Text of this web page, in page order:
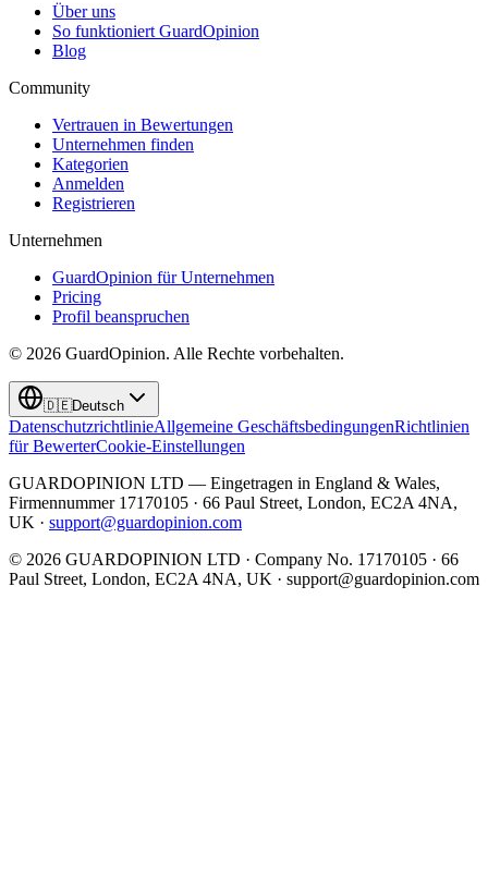
Über uns
So funktioniert GuardOpinion
Blog
Community
Vertrauen in Bewertungen
Unternehmen finden
Kategorien
Anmelden
Registrieren
Unternehmen
GuardOpinion für Unternehmen
Pricing
Profil beanspruchen
© 2026 GuardOpinion. Alle Rechte vorbehalten.
🇩🇪Deutsch
DatenschutzrichtlinieAllgemeine GeschäftsbedingungenRichtlinien
für BewerterCookie-Einstellungen
GUARDOPINION LTD — Eingetragen in England & Wales,
Firmennummer 17170105 · 66 Paul Street, London, EC2A 4NA,
UK · support@guardopinion.com
© 2026 GUARDOPINION LTD · Company No. 17170105 · 66
Paul Street, London, EC2A 4NA, UK · support@guardopinion.com